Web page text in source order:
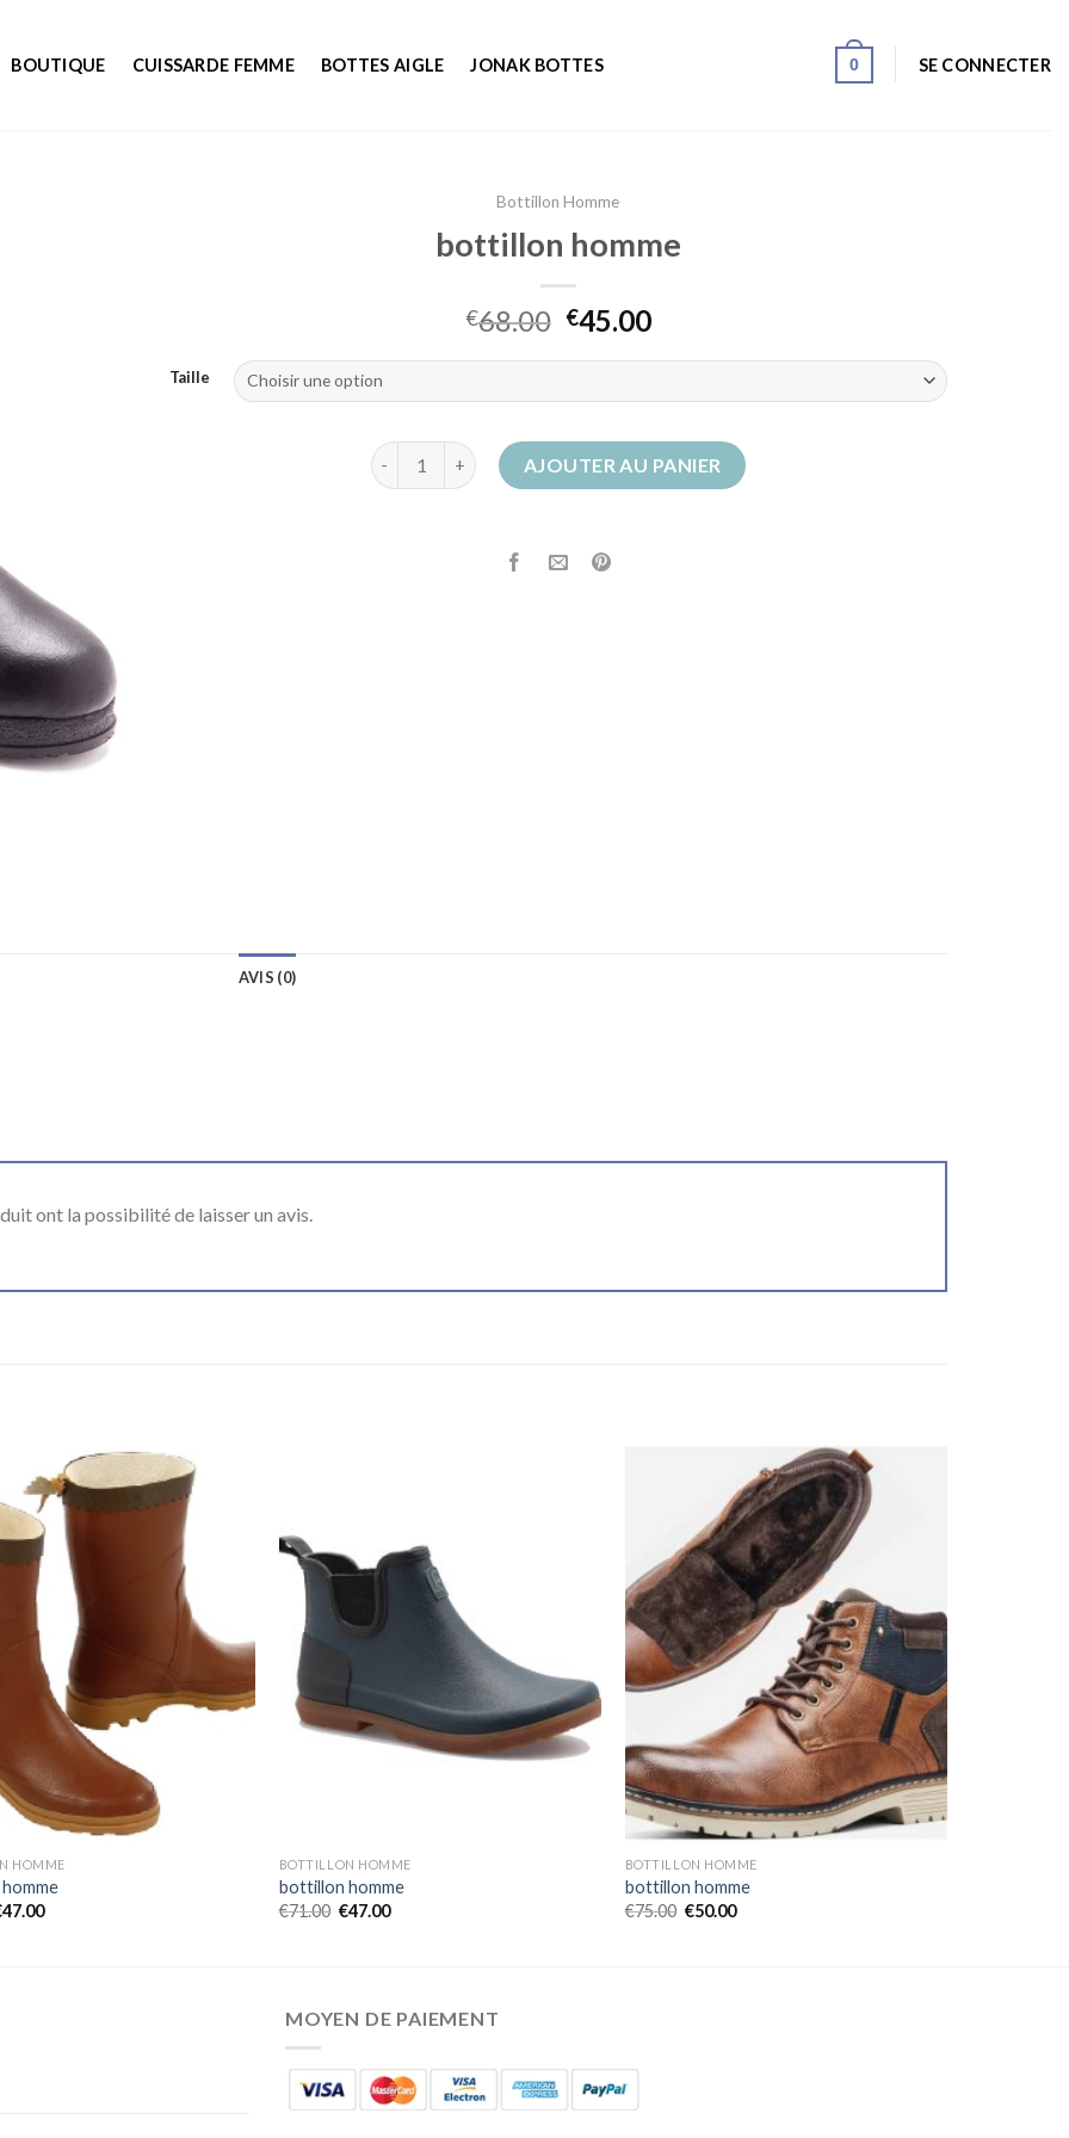
BOUTIQUE CUISSARDE FEMME BOTTES AIGLE JONAK BOTTES 0 SE CONNECTER
Bottillon Homme
bottillon homme
€68.00 €45.00
Taille
quantité de bottillon hommeAJOUTER AU PANIER
AVIS (0)
ont la possibilité de laisser un avis.
HOMME
47.00
BOTTILLON HOMME
bottillon homme
€71.00 €47.00
BOTTILLON HOMME
bottillon homme
€75.00 €50.00
MOYEN DE PAIEMENT